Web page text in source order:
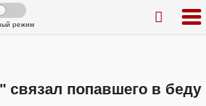
режим
попавшего в беду